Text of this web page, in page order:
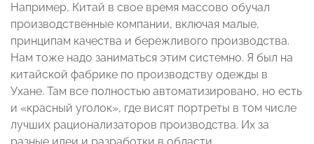
Например, Китай в свое время массово обучал
производственные компании, включая малые,
принципам качества и бережливого производства.
Нам тоже надо заниматься этим системно. Я был на
китайской фабрике по производству одежды в
Ухане. Там все полностью автоматизировано, но есть
и «красный уголок», где висят портреты в том числе
лучших рационализаторов производства. Их за